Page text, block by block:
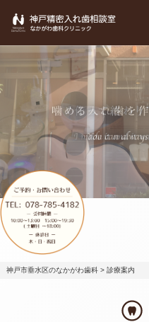
神戸市垂水区のなかがわ歯科> 診療案内